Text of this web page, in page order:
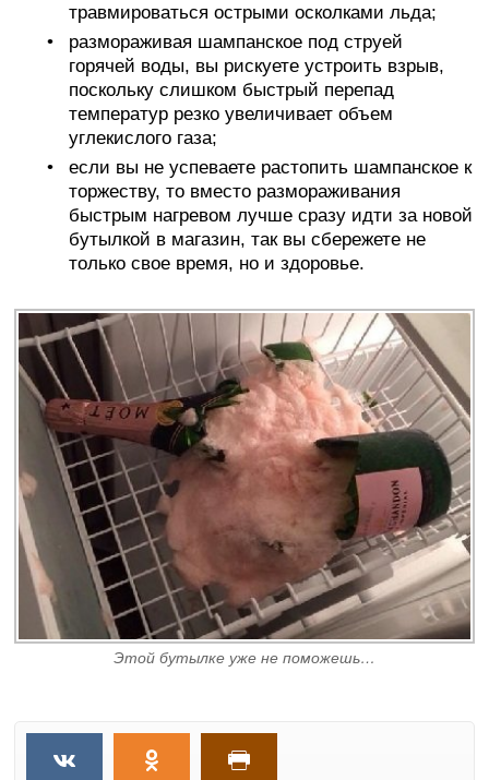
травмироваться острыми осколками льда;
размораживая шампанское под струей
горячей воды, вы рискуете устроить взрыв,
поскольку слишком быстрый перепад
температур резко увеличивает объем
углекислого газа;
если вы не успеваете растопить шампанское к
торжеству, то вместо размораживания
быстрым нагревом лучше сразу идти за новой
бутылкой в магазин, так вы сбережете не
только свое время, но и здоровье.
Этой бутылке уже не поможешь…